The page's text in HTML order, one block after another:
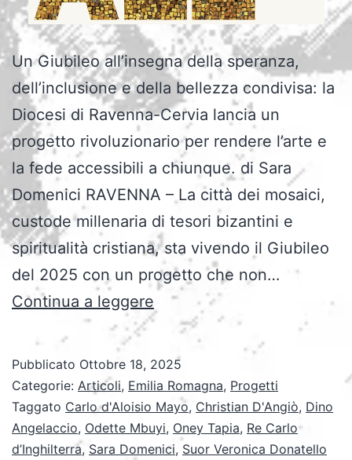
Un Giubileo all’insegna della speranza,
dell’inclusione e della bellezza condivisa: la
Diocesi di Ravenna-Cervia lancia un
progetto rivoluzionario per rendere l’arte e
la fede accessibili a chiunque. di Sara
Domenici RAVENNA – La città dei mosaici,
custode millenaria di tesori bizantini e
spiritualità cristiana, sta vivendo il Giubileo
del 2025 con un progetto che non…
Continua a leggere “Ravenna
Mosaici
All”:
quando
l’arte
Pubblicato Ottobre 18, 2025
Categorie: Articoli, Emilia Romagna, Progetti
Taggato Carlo d'Aloisio Mayo, Christian D'Angiò, Dino
Angelaccio, Odette Mbuyi, Oney Tapia, Re Carlo
d’Inghilterra, Sara Domenici, Suor Veronica Donatello